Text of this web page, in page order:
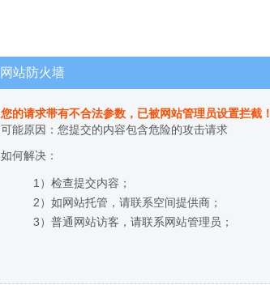
网站防火墙
您的请求带有不合法参数，已被网站管理员设置拦截！
可能原因：您提交的内容包含危险的攻击请求
如何解决：
1）检查提交内容；
2）如网站托管，请联系空间提供商；
3）普通网站访客，请联系网站管理员；